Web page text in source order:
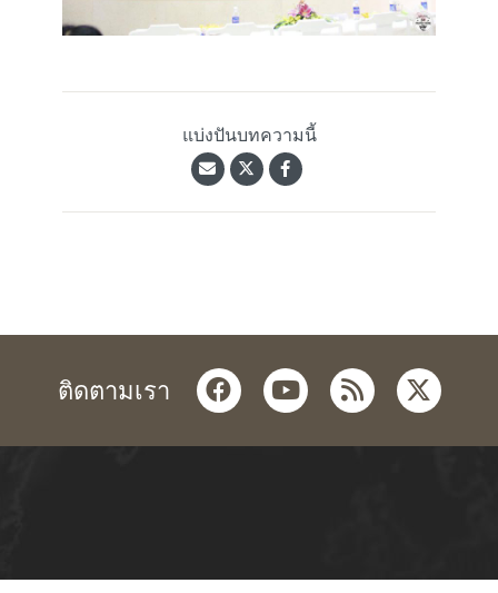
แบ่งปันบทความนี้
ติดตามเรา facebookyoutube
rss twitter